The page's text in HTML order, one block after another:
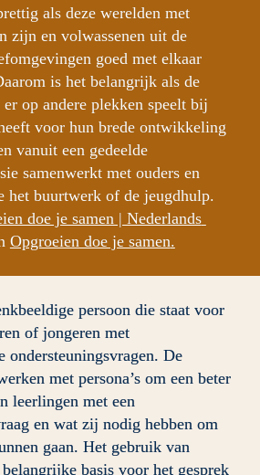
als deze werelden met
zijn en volwassenen uit de
goed met elkaar
is het belangrijk als de
op andere plekken speelt bij
voor hun brede ontwikkeling
vanuit een gedeelde
samenwerkt met ouders en
het buurtwerk of de jeugdhulp.
doe je samen | Nederlands
Opgroeien doe je samen.
persoon die staat voor
of jongeren met
overeenkomstige ondersteuningsvragen. De
met persona’s om een beter
leerlingen met een
en wat zij nodig hebben om
gaan. Het gebruik van
belangrijke basis voor het gesprek